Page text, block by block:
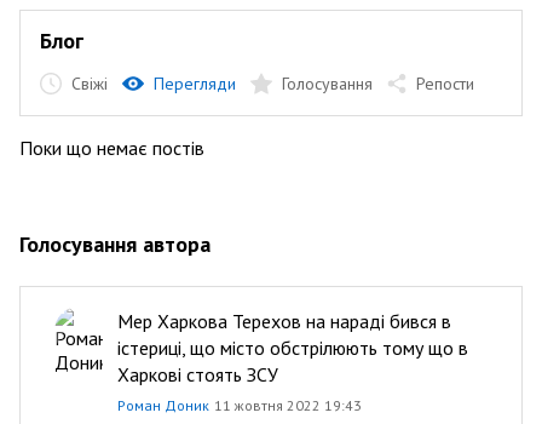
Блог
Свіжі Перегляди Голосування Репости
Поки що немає постів
Голосування автора
Мер Харкова Терехов на нараді бився в
істериці, що місто обстрілюють тому що в
Харкові стоять ЗСУ
Роман Доник 11 жовтня 2022 19:43